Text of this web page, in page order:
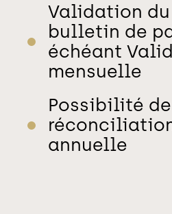
Validation
bulletin de
échéant
mensuelle
Possibilité de
annuelle